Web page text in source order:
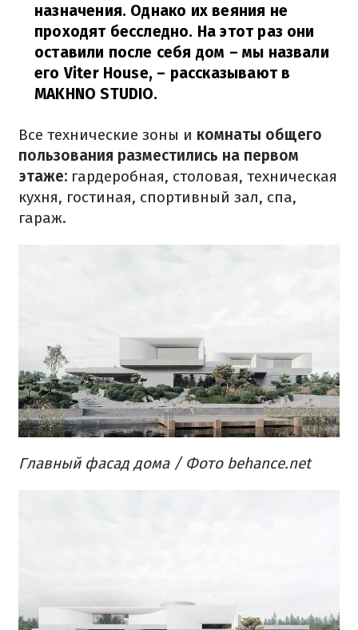
назначения. Однако их веяния не
проходят бесследно. На этот раз они
оставили после себя дом – мы назвали
его Viter House, – рассказывают в
MAKHNO STUDIO.
Все технические зоны и комнаты общего
пользования разместились на первом
этаже: гардеробная, столовая, техническая
кухня, гостиная, спортивный зал, спа,
гараж.
Главный фасад дома / Фото behance.net